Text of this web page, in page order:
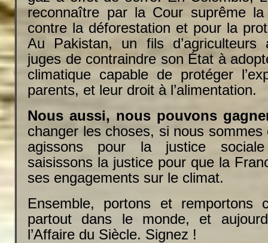
reconnaître par la Cour suprême la
contre la déforestation et pour la
Au Pakistan, un fils d’agriculteurs
juges de contraindre son État à
climatique capable de protéger
parents, et leur droit à l’alimentation.
Nous aussi, nous pouvons
changer les choses, si nous sommes
agissons pour la justice
saisissons la justice pour que la
ses engagements sur le climat.
Ensemble, portons et remportons
partout dans le monde, et
l’Affaire du Siècle. Signez !